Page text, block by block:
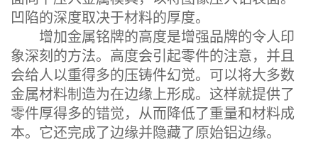
凹陷的深度取决于材料的厚度。
增加金属铭牌的高度是增强品牌的令人印
象深刻的方法。高度会引起零件的注意，并且
会给人以重得多的压铸件幻觉。可以将大多数
金属材料制造为在边缘上形成。这样就提供了
零件厚得多的错觉，从而降低了重量和材料成
本。它还完成了边缘并隐藏了原始铝边缘。